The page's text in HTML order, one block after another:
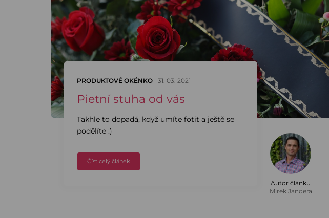
PRODUKTOVÉ OKÉNKO 31. 03. 2021
Pietní stuha od vás
Takhle to dopadá, když umíte fotit a ještě se
podělíte :)
Číst celý článek
Autor článku
Mirek Jandera